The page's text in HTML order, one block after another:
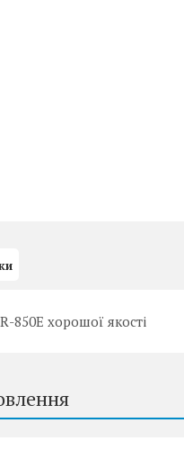
850E хорошої якості